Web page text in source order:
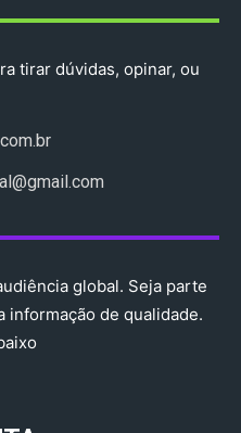
tirar dúvidas, opinar, ou
global. Seja parte
informação de qualidade.